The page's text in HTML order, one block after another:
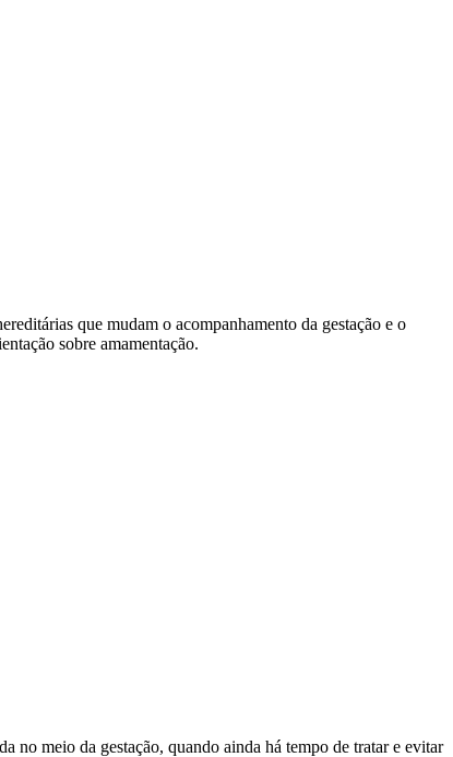
que mudam o acompanhamento da gestação e o
sobre amamentação.
no meio da gestação, quando ainda há tempo de tratar e evitar